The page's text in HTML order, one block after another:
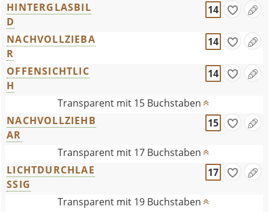
HINTERGLASBIL
D
14
NACHVOLLZIEBA
R
14
OFFENSICHTLIC
H
14
Transparent mit 15 Buchstaben
NACHVOLLZIEHB
AR
15
Transparent mit 17 Buchstaben
LICHTDURCHLAE
SSIG
17
Transparent mit 19 Buchstaben